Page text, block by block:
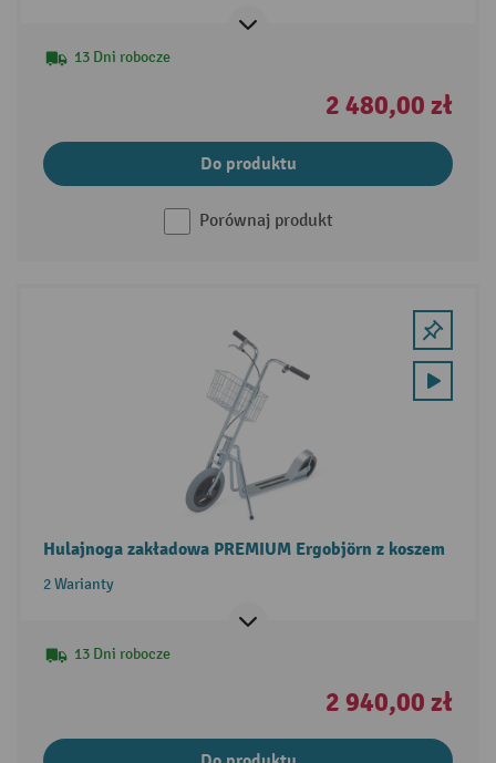
13 Dni robocze
2 480,00 zł
Do produktu
Porównaj produkt
Hulajnoga zakładowa PREMIUM Ergobjörn z koszem
2 Warianty
13 Dni robocze
2 940,00 zł